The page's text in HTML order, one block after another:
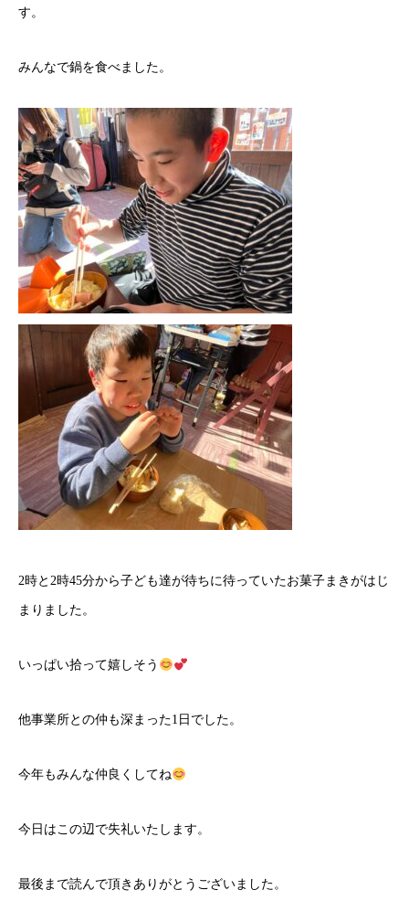
す。
みんなで鍋を食べました。
2時と2時45分から子ども達が待ちに待っていたお菓子まきがはじ
まりました。
いっぱい拾って嬉しそう
他事業所との仲も深まった1日でした。
今年もみんな仲良くしてね
今日はこの辺で失礼いたします。
最後まで読んで頂きありがとうございました。